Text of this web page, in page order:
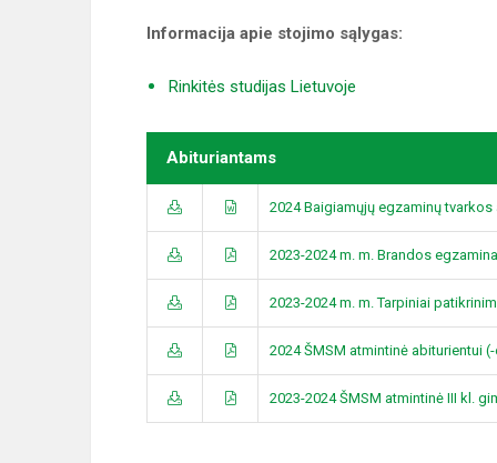
Informacija apie stojimo sąlygas:
Rinkitės studijas Lietuvoje
Abituriantams
2024 Baigiamųjų egzaminų tvarkos
2023-2024 m. m. Brandos
2023-2024 m. m. Tarpiniai
2024 ŠMSM atmintinė abiturientui
2023-2024 ŠMSM atmintinė III kl.